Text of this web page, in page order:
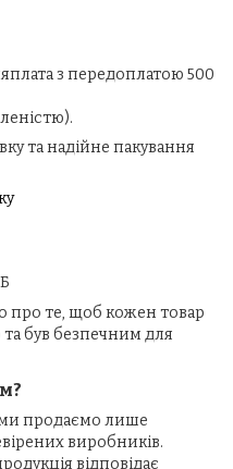
з передоплатою 500
та надійне пакування
про те, щоб кожен товар
та був безпечним для
продаємо лише
виробників.
відповідає